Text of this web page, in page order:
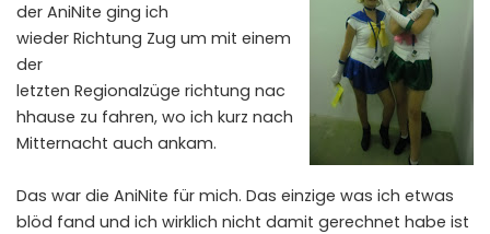
der AniNite ging ich
wieder Richtung Zug um mit einem
der
letzten Regionalzüge richtung nac
hhause zu fahren, wo ich kurz nach
Mitternacht auch ankam.
Das war die AniNite für mich. Das einzige was ich etwas
blöd fand und ich wirklich nicht damit gerechnet habe ist